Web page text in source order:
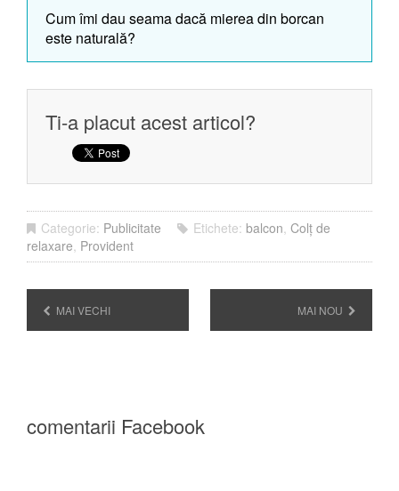
Cum îmi dau seama dacă mierea din borcan
este naturală?
Ti-a placut acest articol?
Categorie: Publicitate Etichete: balcon Colț de
relaxare Provident
MAI VECHI MAI NOU
comentarii Facebook